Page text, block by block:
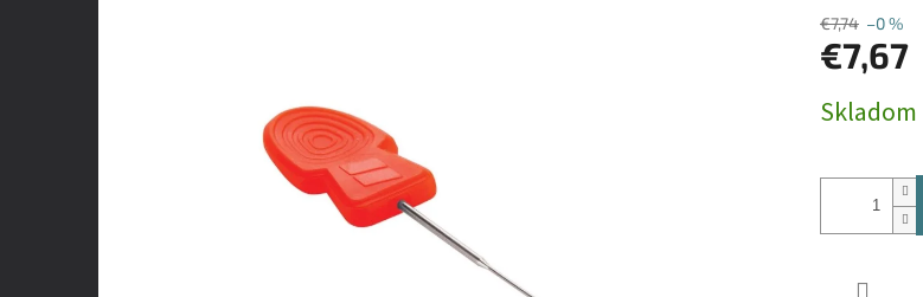
€7,74 –0 %
€7,67
cena:
Skladom